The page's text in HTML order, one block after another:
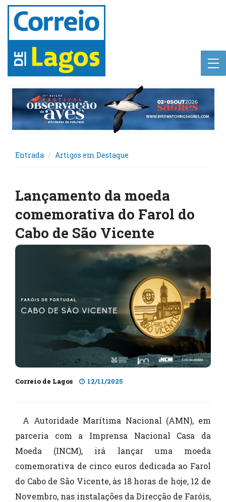
Entrada Artigos em Destaque
Lançamento da moeda
comemorativa do Farol do
Cabo de São Vicente
Correio de Lagos 12/11/2025
A Autoridade Marítima Nacional (AMN), em
parceria com a Imprensa Nacional Casa da
Moeda (INCM), irá lançar uma moeda
comemorativa de cinco euros dedicada ao Farol
do Cabo de São Vicente, às 18 horas de hoje, 12 de
Novembro, nas instalações da Direcção de Faróis,